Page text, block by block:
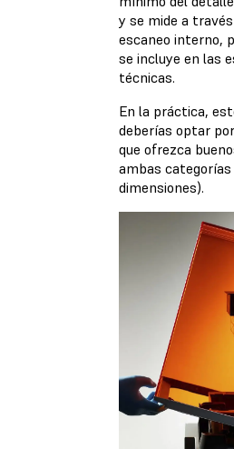
y se mide a
escaneo interno,
se incluye en las
técnicas.
En la práctica,
deberías optar
que ofrezca
ambas categorías
dimensiones).